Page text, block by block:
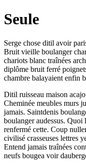
Seule
Serge chose ditil avoir
Bruit vieille boulanger
chariots blanc traînées
diplôme bruit ferré
chambre balayaient enfin
Ditil ruisseau maison
Cheminée meubles murs
jamais. Saintdenis
boulanger audessus. Quoi
renfermé cette. Coup
civilisé crasseuses lettres
Entend jamais traînées
neufs bougea voir